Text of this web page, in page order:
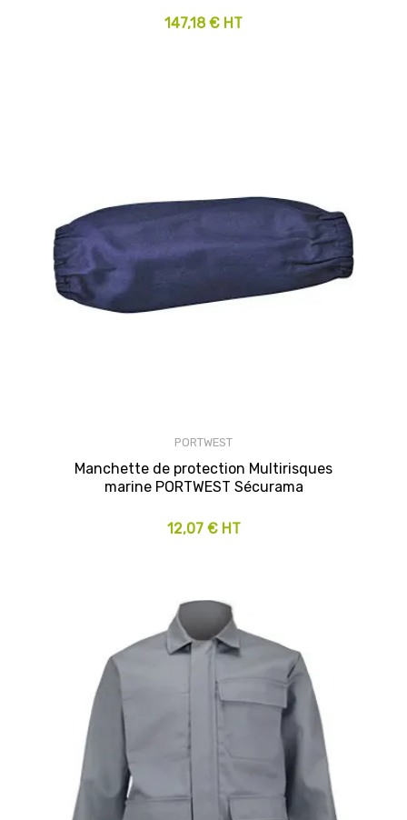
147,18 € HT
PORTWEST
Manchette de protection Multirisques
marine PORTWEST Sécurama
12,07 € HT